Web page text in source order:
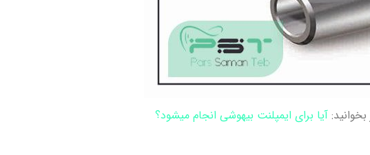
آیا برای ایمپلنت بیهوشی انجام میشود؟